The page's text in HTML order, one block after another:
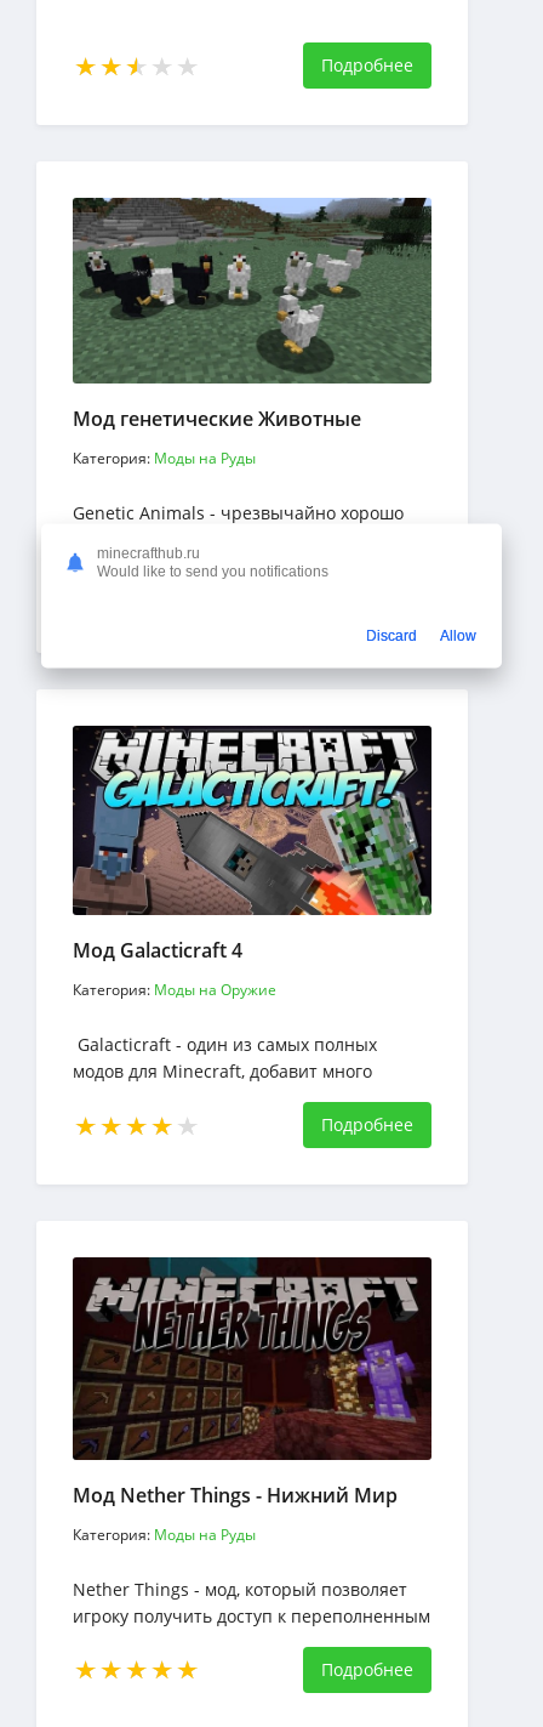
Подробнее
Мод генетические Животные
Категория: Моды на Руды
Genetic Animals - чрезвычайно хорошо
построенный вокруг идеи придания
Мод Galacticraft 4
Категория: Моды на Оружие
Galacticraft - один из самых полных
модов для Minecraft, добавит много
космической руды, кораблей, техники,
инструментов и материалов
Подробнее
Мод Nether Things - Нижний Мир
Категория: Моды на Руды
Nether Things - мод, который позволяет
игроку получить доступ к переполненным
минералам в измерении Пустоты
Подробнее
minecrafthub.ru
Would like to send you notifications
Discard Allow